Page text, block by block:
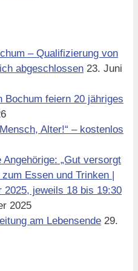
– Qualifizierung von
abgeschlossen 23. Juni
Bochum feiern 20 jähriges
Alter!“ – kostenlos
„Gut versorgt
Essen und Trinken |
2025, jeweils 18 bis 19:30
2025
am Lebensende 29.